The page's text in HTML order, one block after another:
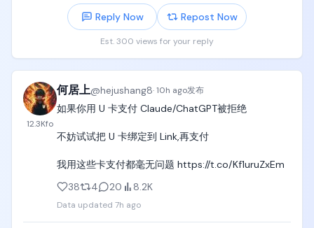
基站无线传输，利好 $NOK ？
亿，投了一家私营公司，可能是Anthropic、
Reply Now Repost Now
Est. 300 views for your reply
12.3Kfo
何居上@hejushang8·10h ago发布
如果你用 U 卡支付 Claude/ChatGPT被拒绝
不妨试试把 U 卡绑定到 Link,再支付
我用这些卡支付都毫无问题 https://t.co/Kf1uruZxEm
38
4 20 8.2K
Data updated 7h ago